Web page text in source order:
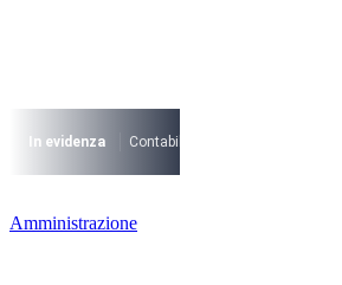
I più cercati
Lorem ipsum dolor sit amet consectetur
In evidenza Contabilità Accrual
Lorem ipsum dolor sit amet consectetur
Amministrazione